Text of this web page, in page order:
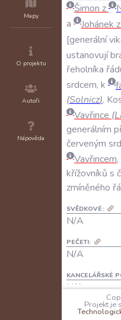
Mapy
O projektu
Autoři
Nápověda
Šimon z
a
Johánek z
generální
ustanovují
řeholníka
srdcem, k
(Solnicz).
Vavřince (
generálním
červeným
Vavřincem,
křížovníků s
zmíněného
SVĚDKOVÉ:
N/A
PEČETI:
N/A
KANCELÁŘSKÉ
N/A
JAZYK:Projekt je